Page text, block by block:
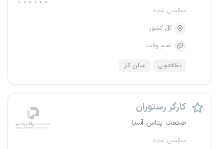
منقضی شده
کل کشور
تمام وقت
نظافتچی سالن کار
کارگر رستوران
صنعت پتاس آسیا
منقضی شده